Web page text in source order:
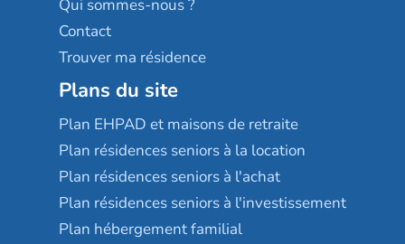
Qui sommes-nous ?
Contact
Trouver ma résidence
Plans du site
Plan EHPAD et maisons de retraite
Plan résidences seniors à la location
Plan résidences seniors à l'achat
Plan résidences seniors à l'investissement
Plan hébergement familial